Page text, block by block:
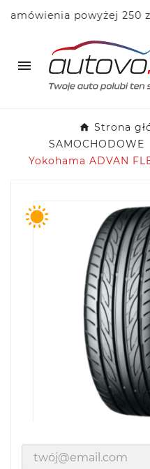
powyżej 250 zł!

Strona
SAMOCHODOWE
Yokohama ADVAN